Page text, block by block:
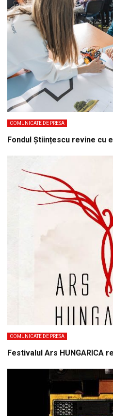
COMUNICATE DE PRESA
Fondul Științescu revine cu
COMUNICATE DE PRESA
Festivalul Ars HUNGARICA